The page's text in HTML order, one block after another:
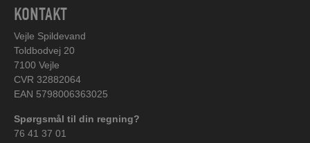
KONTAKT
Vejle Spildevand
Toldbodvej 20
7100 Vejle
CVR 32882064
EAN 5798006363025
Spørgsmål til din regning?
76 41 37 01